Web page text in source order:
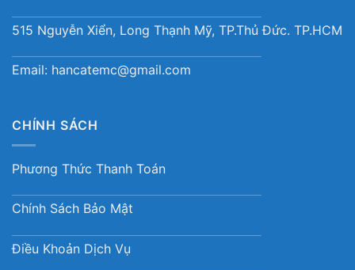
515 Nguyễn Xiển, Long Thạnh Mỹ, TP.Thủ Đức. TP.HCM
Email: hancatemc@gmail.com
CHÍNH SÁCH
Phương Thức Thanh Toán
Chính Sách Bảo Mật
Điều Khoản Dịch Vụ